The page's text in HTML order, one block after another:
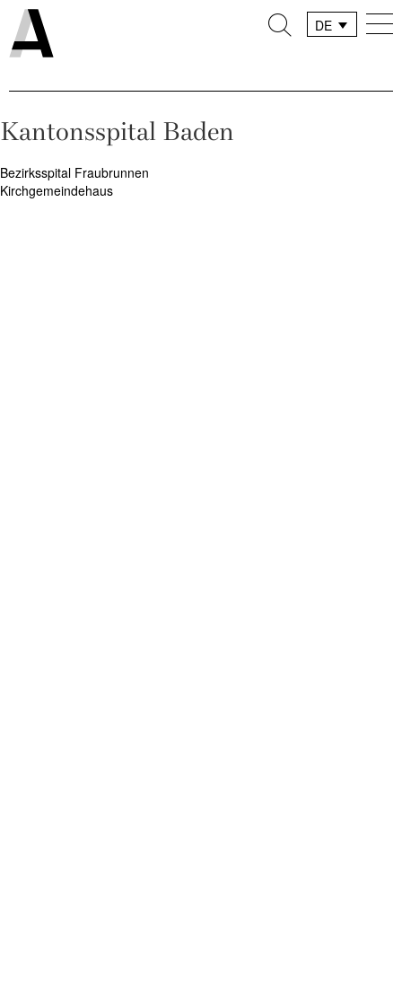
DE
Kantonsspital Baden
Beitragsnavigation
Bezirksspital Fraubrunnen
Kirchgemeindehaus